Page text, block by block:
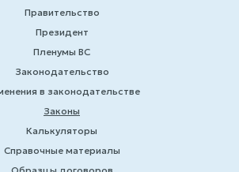
Правительство
Президент
Пленумы ВС
Законодательство
в законодательстве
Законы
Калькуляторы
Справочные материалы